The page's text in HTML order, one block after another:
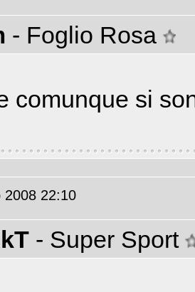
- Foglio Rosa
comunque si
2008 22:10
- Super Sport